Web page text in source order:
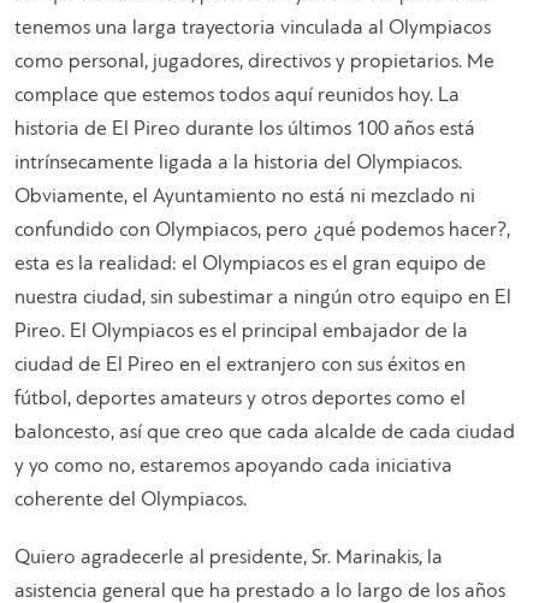
tenemos una larga trayectoria vinculada al Olympiacos
como personal, jugadores, directivos y propietarios. Me
complace que estemos todos aquí reunidos hoy. La
historia de El Pireo durante los últimos 100 años está
intrínsecamente ligada a la historia del Olympiacos.
Obviamente, el Ayuntamiento no está ni mezclado ni
confundido con Olympiacos, pero ¿qué podemos hacer?,
esta es la realidad: el Olympiacos es el gran equipo de
nuestra ciudad, sin subestimar a ningún otro equipo en El
Pireo. El Olympiacos es el principal embajador de la
ciudad de El Pireo en el extranjero con sus éxitos en
fútbol, deportes amateurs y otros deportes como el
baloncesto, así que creo que cada alcalde de cada ciudad
y yo como no, estaremos apoyando cada iniciativa
coherente del Olympiacos.
Quiero agradecerle al presidente, Sr. Marinakis, la
asistencia general que ha prestado a lo largo de los años